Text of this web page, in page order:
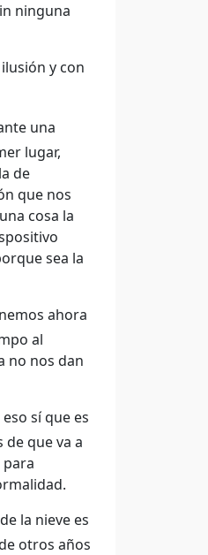
ninguna
y con
una
lugar,
de
que nos
cosa la
sea la
ahora
al
no nos dan
sí que es
que va a
la nieve es
otros años